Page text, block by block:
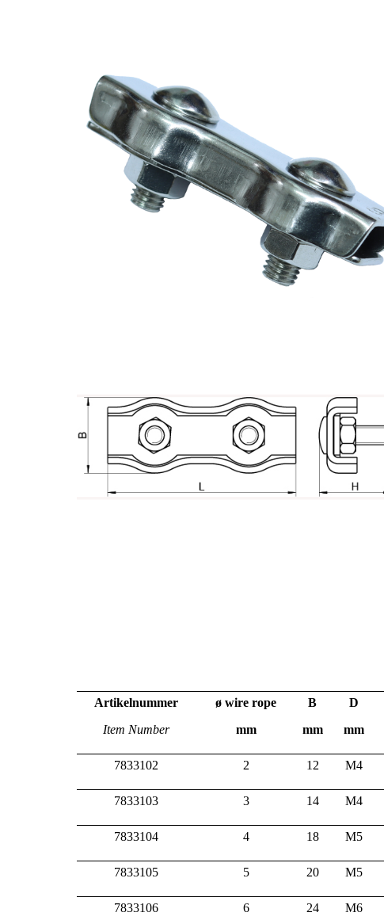
Artikelnummer
Item Number
ø wire rope
mm
B
mm
D
mm
7833102 2 12 M4
7833103 3 14 M4
7833104 4 18 M5
7833105 5 20 M5
7833106 6 24 M6